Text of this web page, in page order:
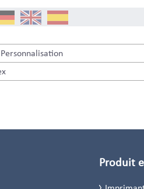
Produit